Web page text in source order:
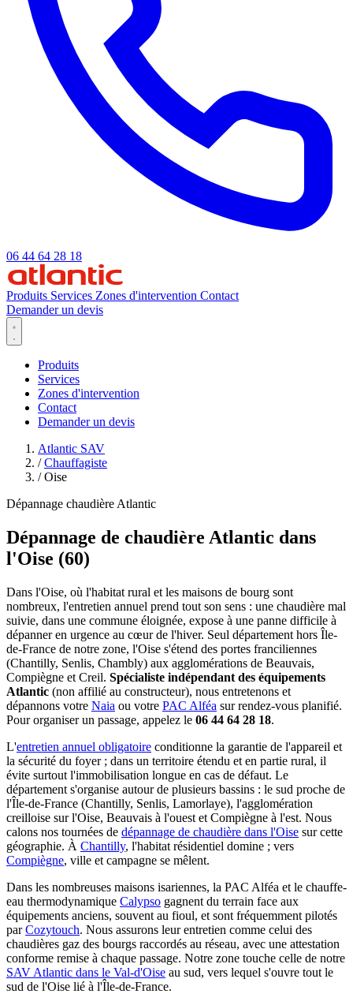
06 44 64 28 18
Produits Services Zones d'intervention Contact
Demander un devis
Produits
Services
Zones d'intervention
Contact
Demander un devis
Atlantic SAV
/ Chauffagiste
/ Oise
Dépannage chaudière Atlantic
Dépannage de chaudière Atlantic dans
l'Oise (60)
Dans l'Oise, où l'habitat rural et les maisons de bourg sont
nombreux, l'entretien annuel prend tout son sens : une chaudière mal
suivie, dans une commune éloignée, expose à une panne difficile à
dépanner en urgence au cœur de l'hiver. Seul département hors Île-
de-France de notre zone, l'Oise s'étend des portes franciliennes
(Chantilly, Senlis, Chambly) aux agglomérations de Beauvais,
Compiègne et Creil. Spécialiste indépendant des équipements
Atlantic (non affilié au constructeur), nous entretenons et
dépannons votre Naia ou votre PAC Alféa sur rendez-vous planifié.
Pour organiser un passage, appelez le 06 44 64 28 18.
L'entretien annuel obligatoire conditionne la garantie de l'appareil et
la sécurité du foyer ; dans un territoire étendu et en partie rural, il
évite surtout l'immobilisation longue en cas de défaut. Le
département s'organise autour de plusieurs bassins : le sud proche de
l'Île-de-France (Chantilly, Senlis, Lamorlaye), l'agglomération
creilloise sur l'Oise, Beauvais à l'ouest et Compiègne à l'est. Nous
calons nos tournées de dépannage de chaudière dans l'Oise sur cette
géographie. À Chantilly, l'habitat résidentiel domine ; vers
Compiègne, ville et campagne se mêlent.
Dans les nombreuses maisons isariennes, la PAC Alféa et le chauffe-
eau thermodynamique Calypso gagnent du terrain face aux
équipements anciens, souvent au fioul, et sont fréquemment pilotés
parCozytouch. Nous assurons leur entretien comme celui des
chaudières gaz des bourgs raccordés au réseau, avec une attestation
conforme remise à chaque passage. Notre zone touche celle de notre
SAV Atlantic dans le Val-d'Oise au sud, vers lequel s'ouvre tout le
sud de l'Oise lié à l'Île-de-France.